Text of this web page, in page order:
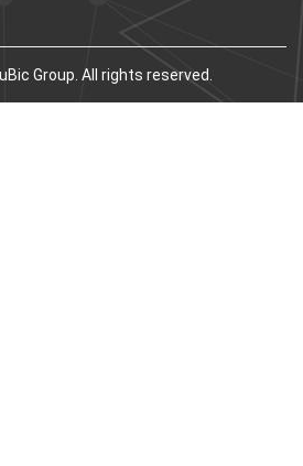
Group. All rights reserved.